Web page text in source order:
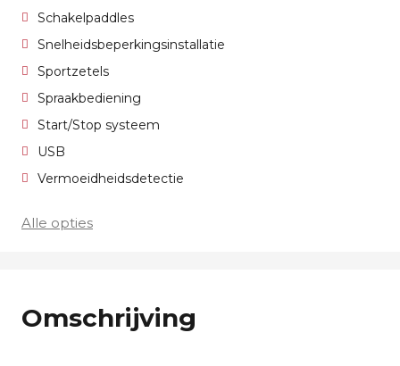
Schakelpaddles
Snelheidsbeperkingsinstallatie
Sportzetels
Spraakbediening
Start/Stop systeem
USB
Vermoeidheidsdetectie
Alle opties
Omschrijving